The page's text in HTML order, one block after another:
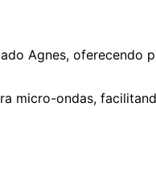
Agnes, oferecendo
micro-ondas,